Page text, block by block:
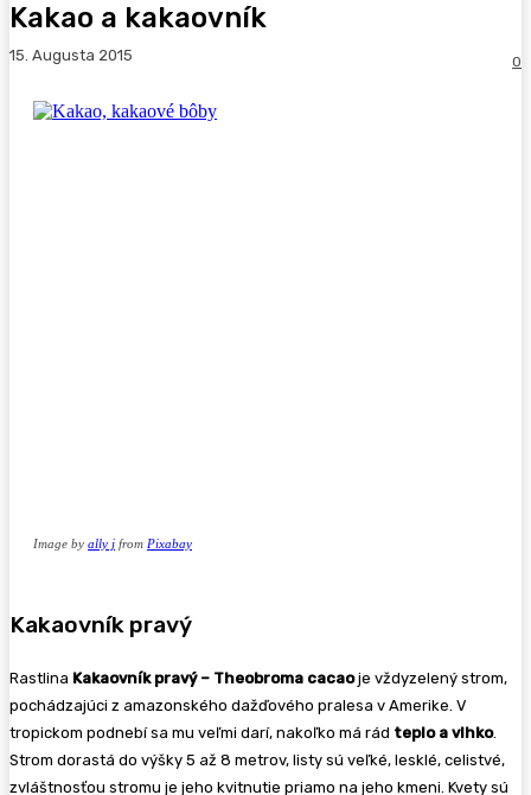
Kakao a kakaovník
15. Augusta 2015 0
Image by ally j from Pixabay
Kakaovník pravý
Rastlina Kakaovník pravý – Theobroma cacaoje vždyzelený strom,
pochádzajúci z amazonského dažďového pralesa v Amerike. V
tropickom podnebí sa mu veľmi darí, nakoľko má rád teplo a vlhko.
Strom dorastá do výšky 5 až 8 metrov, listy sú veľké, lesklé, celistvé,
zvláštnosťou stromu je jeho kvitnutie priamo na jeho kmeni. Kvety sú